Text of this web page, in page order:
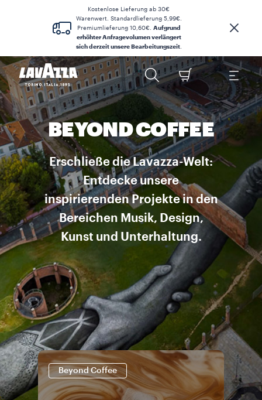
Kostenlose Lieferung ab 30€
Warenwert. Standardlieferung 5,99€.
Premiumlieferung 10,60€. Aufgrund
erhöhter Anfragevolumen verlängert
sich derzeit unsere Bearbeitungszeit.
BEYOND COFFEE
Erschließe die Lavazza-Welt:
Entdecke unsere
inspirierenden Projekte in den
Bereichen Musik, Design,
Kunst und Unterhaltung.
Beyond Coffee